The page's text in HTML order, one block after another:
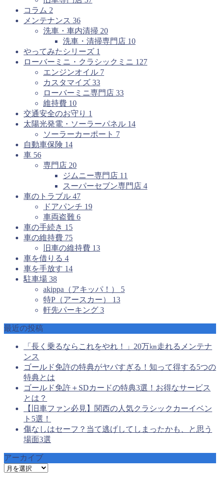
コラム 2
メンテナンス 36
洗車・車内清掃 20
洗車・清掃専門店 10
やってみたシリーズ 1
ローバーミニ・クラシックミニ 127
エンジンオイル 7
カスタマイズ 33
ローバーミニ専門店 33
維持費 10
交通安全のお守り 1
太陽光発電・ソーラーパネル 14
ソーラーカーポート 7
自動車保険 14
車 56
専門店 20
ジムニー専門店 11
スーパーセブン専門店 4
車のトラブル 47
ドアパンチ 19
車両盗難 6
車の手続き 15
車の維持費 75
旧車の維持費 13
車を借りる 4
車を手放す 14
駐車場 38
akippa（アキッパ！） 5
特P（アースカー） 13
軒先パーキング 3
最近の投稿
「長く乗るならこれをやれ！」20万㎞走れるメンテナ
ンス
ゴールド免許の特典がヤバすぎる！知って得する5つの
特典とは
ゴールド免許＋SDカードの特典3選！お得なサービス
とは？
【旧車ファン必見】関西の人気クラシックカーイベン
ト5選！
傷なしはセーフ？当て逃げしてしまったかも、と思う
場面3選
アーカイブ
ア